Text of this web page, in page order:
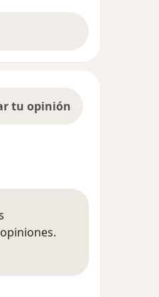
tu opinión